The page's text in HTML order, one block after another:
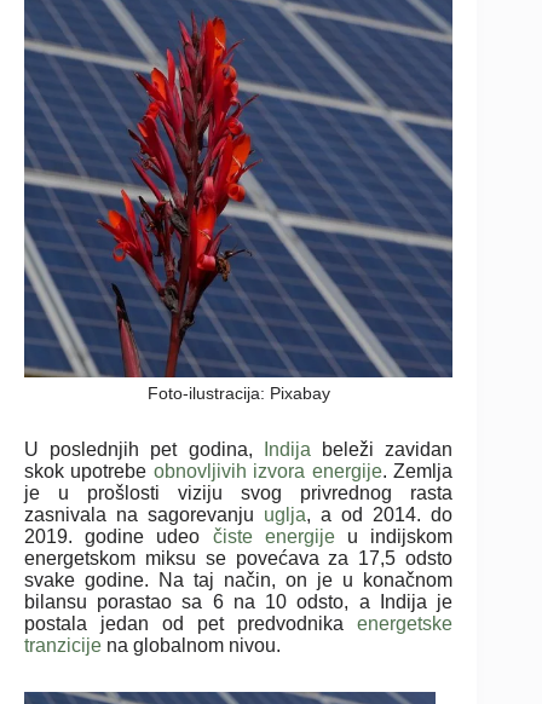
Foto-ilustracija: Pixabay
U poslednjih pet godina, Indija beleži zavidan
skok upotrebe obnovljivih izvora energije. Zemlja
je u prošlosti viziju svog privrednog rasta
zasnivala na sagorevanju uglja, a od 2014. do
2019. godine udeo čiste energijeu indijskom
energetskom miksu se povećava za 17,5 odsto
svake godine. Na taj način, on je u konačnom
bilansu porastao sa 6 na 10 odsto, a Indija je
postala jedan od pet predvodnikaenergetske
tranzicije na globalnom nivou.